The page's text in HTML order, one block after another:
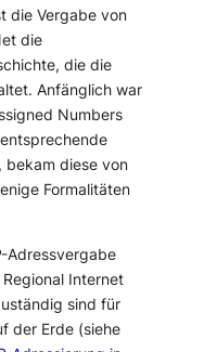
die Vergabe von
die
die die
Anfänglich war
Numbers
bekam diese von
Formalitäten
Adressvergabe
Regional Internet
sind für
der Erde (siehe